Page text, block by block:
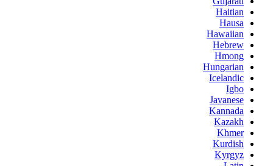
Haitian
Hausa
Hawaiian
Hebrew
Hmong
Hungarian
Icelandic
Igbo
Javanese
Kannada
Kazakh
Khmer
Kurdish
Kyrgyz